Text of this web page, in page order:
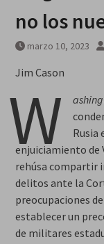
no los
marzo 10, 2023
Jim Cason
W
Rusia
enjuiciamiento de
rehúsa compartir
delitos ante la
preocupaciones
establecer un
de militares